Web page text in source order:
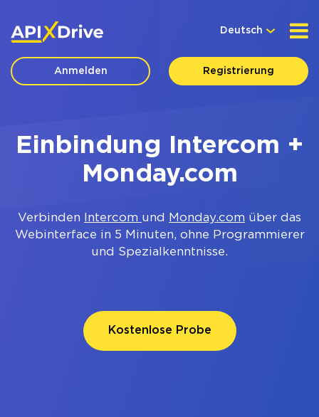
Deutsch
Anmelden Registrierung
Einbindung Intercom +
Monday.com
Verbinden Intercom und Monday.com über das
Webinterface in 5 Minuten, ohne Programmierer
und Spezialkenntnisse.
Kostenlose Probe